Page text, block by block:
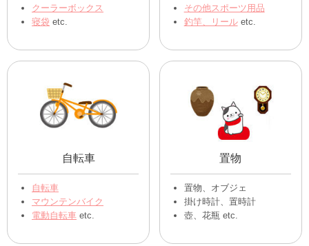
クーラーボックス
寝袋 etc.
その他スポーツ用品
釣竿、リールetc.
自転車
自転車
マウンテンバイク
電動自転車 etc.
置物
置物、オブジェ
掛け時計、置時計
壺、花瓶 etc.